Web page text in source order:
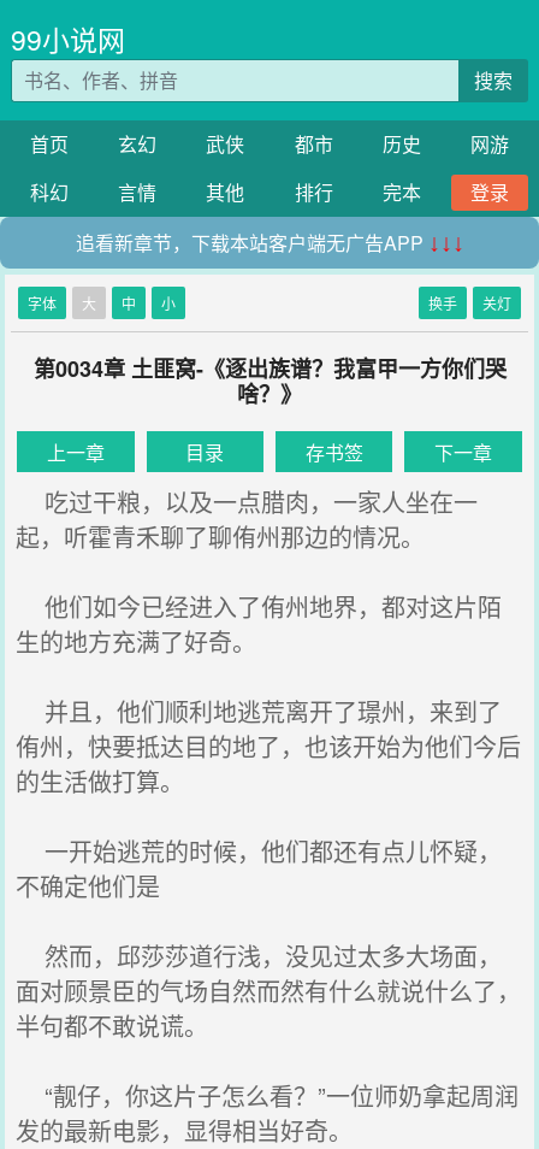
99小说网
搜索
首页 玄幻 武侠 都市 历史
网游
科幻
言情 其他 排行 完本
登录
追看新章节，下载本站客户端无广告APP ↓↓↓
字体 大 中 小 换手 关灯
第0034章 土匪窝-《逐出族谱？我富甲一方你们哭
啥？》
上一章 目录 存书签 下一章
吃过干粮，以及一点腊肉，一家人坐在一
起，听霍青禾聊了聊侑州那边的情况。
他们如今已经进入了侑州地界，都对这片陌
生的地方充满了好奇。
并且，他们顺利地逃荒离开了璟州，来到了
侑州，快要抵达目的地了，也该开始为他们今后
的生活做打算。
一开始逃荒的时候，他们都还有点儿怀疑，
不确定他们是
然而，邱莎莎道行浅，没见过太多大场面，
面对顾景臣的气场自然而然有什么就说什么了，
半句都不敢说谎。
“靓仔，你这片子怎么看？”一位师奶拿起周润
发的最新电影，显得相当好奇。